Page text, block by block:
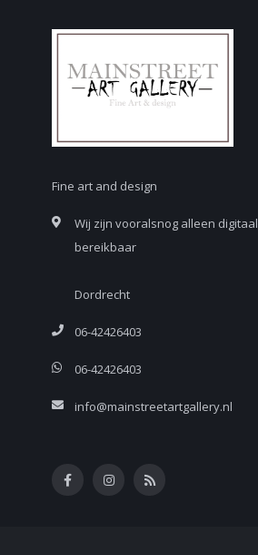
Fine art and design
Wij zijn vooralsnog alleen digitaal
bereikbaar
Dordrecht
06-42426403
06-42426403
info@mainstreetartgallery.nl